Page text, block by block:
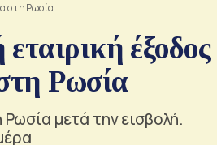
στη Ρωσία
έξοδος
Ρωσία
μετά την εισβολή.